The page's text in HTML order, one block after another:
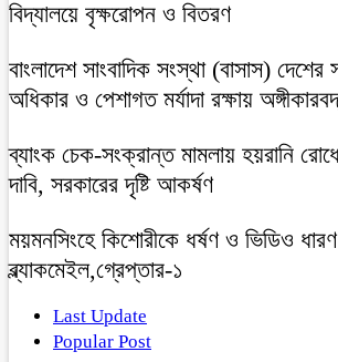
বিদ্যালয়ে বৃক্ষরোপন ও বিতরণ
বাংলাদেশ সাংবাদিক সংস্থা (বাসাস) দেশের
অধিকার ও পেশাগত মর্যাদা রক্ষায়
ব্যাংক চেক-সংক্রান্ত মামলায় হয়রানি
দাবি, সরকারের দৃষ্টি আকর্ষণ
ময়মনসিংহে কিশোরীকে ধর্ষণ ও ভিডিও
ব্ল্যাকমেইল,গ্রেপ্তার-১
Last Update
Popular Post